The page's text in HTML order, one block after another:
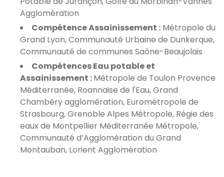
Agglomération
Compétence Assainissement : Métropole du
Grand Lyon, Communauté Urbaine de Dunkerque,
Communauté de communes Saône-Beaujolais
Compétences Eau potable et
Assainissement :Métropole de Toulon Provence
Méditerranée, Roannaise de l'Eau, Grand
Chambéry agglomération, Eurométropole de
Strasbourg, Grenoble Alpes Métropole, Régie des
eaux de Montpellier Méditerranée Métropole,
Communauté d’Agglomération du Grand
Montauban, Lorient Agglomération